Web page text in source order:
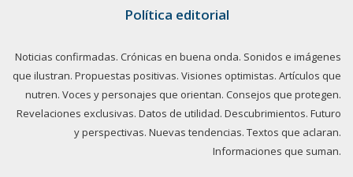
Política editorial
Noticias confirmadas. Crónicas en buena onda. Sonidos e imágenes
que ilustran. Propuestas positivas. Visiones optimistas. Artículos que
nutren. Voces y personajes que orientan. Consejos que protegen.
Revelaciones exclusivas. Datos de utilidad. Descubrimientos. Futuro
y perspectivas. Nuevas tendencias. Textos que aclaran.
Informaciones que suman.